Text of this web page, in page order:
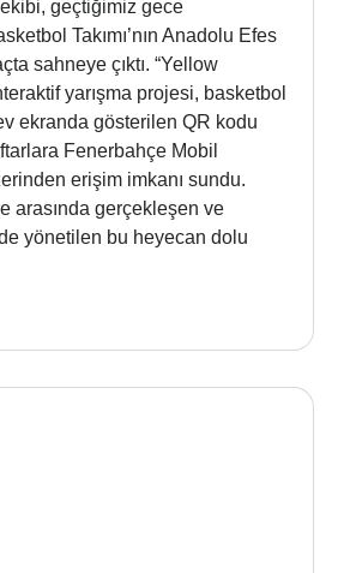
geçtiğimiz gece
Takımı’nın Anadolu Efes
sahneye çıktı. “Yellow
yarışma projesi, basketbol
ekranda gösterilen QR kodu
Fenerbahçe Mobil
erişim imkanı sundu.
arasında gerçekleşen ve
yönetilen bu heyecan dolu